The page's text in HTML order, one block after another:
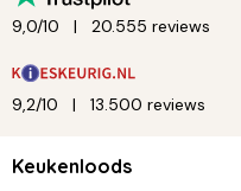
9,0/10 20.555 reviews
9,2/10 13.500 reviews
Keukenloods